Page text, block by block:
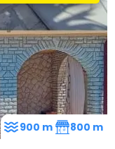
900 m 800 m